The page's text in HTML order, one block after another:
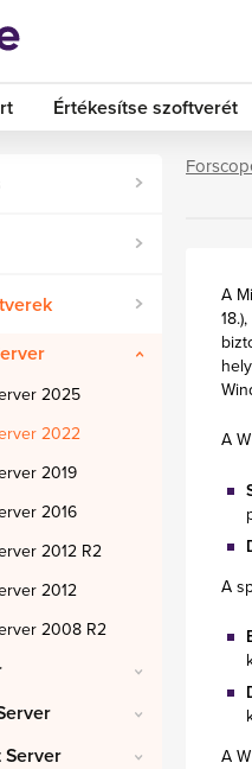
Értékesítse szoftverét
2025
2022
2019
2016
2012 R2
2012
2008 R2
Server
A
A
A
A